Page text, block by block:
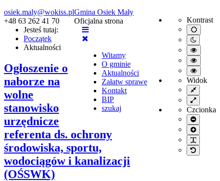
osiek.maly@wokiss.pl
+48 63 262 41 70
Kontrast
Default
mode
Night
mode
High
contrast
black/
mode.
High
contrast
black/
mode.
High
contrast
yellow/
mode.
Widok
Fixed
layout
Wide
layout
Czcionka
Smaller
font
Larger
font
Default
font
Gmina Osiek Mały
Oficjalna strona
Witamy
O gminie
Aktualności
Załatw sprawę
Kontakt
BIP
szukaj
Jesteś tutaj:
Początek
Aktualności
Ogłoszenie o
naborze na
wolne
stanowisko
urzędnicze
referenta ds. ochrony
środowiska, sportu,
wodociągów i kanalizacji
(OŚSWK)